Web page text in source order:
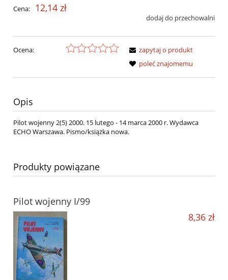
Cena: 12,14 zł
dodaj do przechowalni
Ocena:
zapytaj o produkt
poleć znajomemu
Opis
Pilot wojenny 2(5) 2000. 15 lutego - 14 marca 2000 r. Wydawca
ECHO Warszawa. Pismo/książka nowa.
Produkty powiązane
Pilot wojenny I/99
8,36 zł